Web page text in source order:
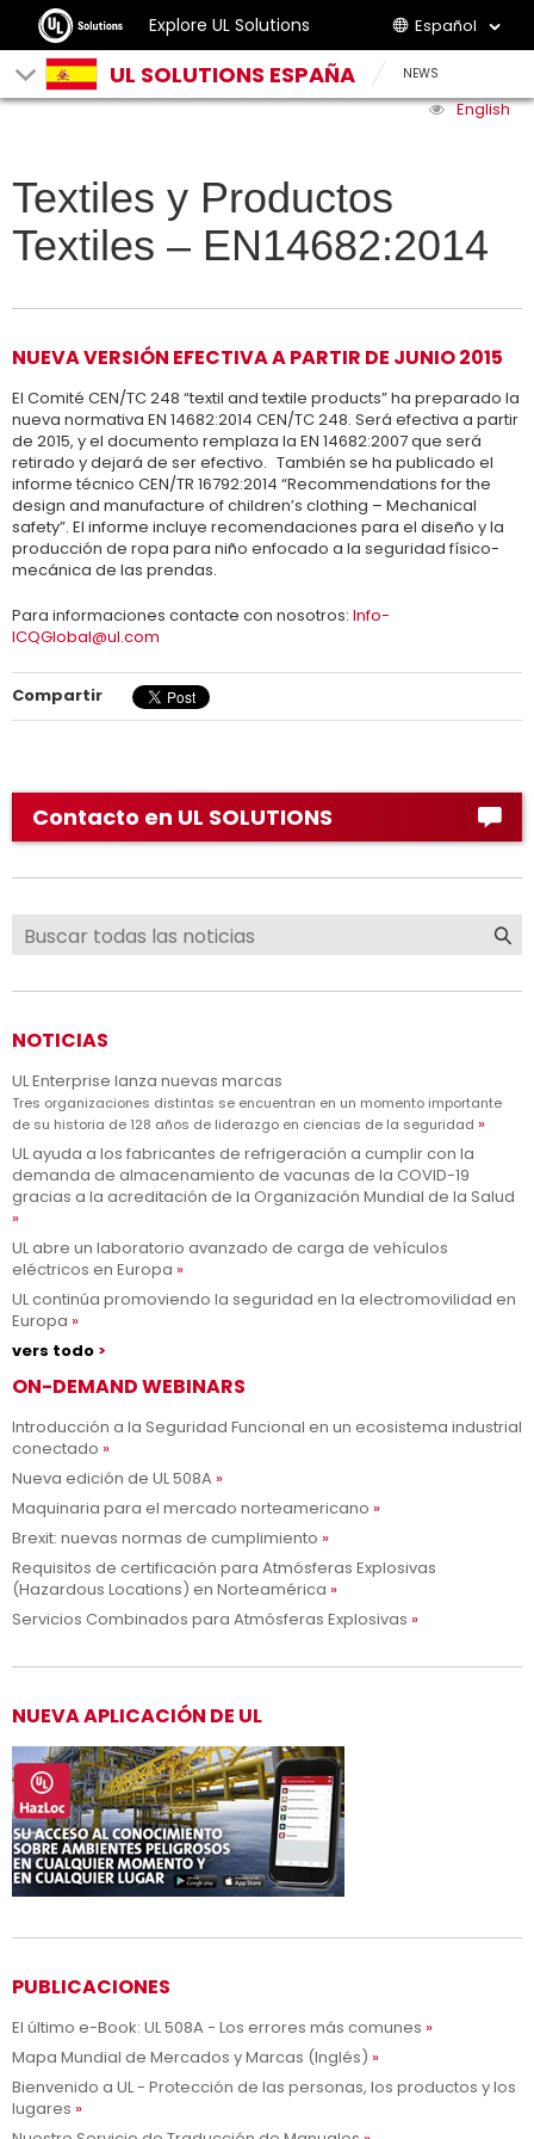
Explore UL Solutions Español
UL SOLUTIONS ESPAÑA NEWS
English
Textiles y Productos
Textiles – EN14682:2014
NUEVA VERSIÓN EFECTIVA A PARTIR DE JUNIO 2015
El Comité CEN/TC 248 “textil and textile products” ha preparado la
nueva normativa EN 14682:2014 CEN/TC 248. Será efectiva a partir
de 2015, y el documento remplaza la EN 14682:2007 que será
retirado y dejará de ser efectivo. También se ha publicado el
informe técnico CEN/TR 16792:2014 “Recommendations for the
design and manufacture of children’s clothing – Mechanical
safety”. El informe incluye recomendaciones para el diseño y la
producción de ropa para niño enfocado a la seguridad físico-
mecánica de las prendas.
Para informaciones contacte con nosotros: Info-
ICQGlobal@ul.com
Compartir
Contacto en UL SOLUTIONS
NOTICIAS
UL Enterprise lanza nuevas marcas
Tres organizaciones distintas se encuentran en un momento importante
de su historia de 128 años de liderazgo en ciencias de la seguridad
UL ayuda a los fabricantes de refrigeración a cumplir con la
demanda de almacenamiento de vacunas de la COVID-19
gracias a la acreditación de la Organización Mundial de la Salud
UL abre un laboratorio avanzado de carga de vehículos
eléctricos en Europa
UL continúa promoviendo la seguridad en la electromovilidad en
Europa
vers todo
ON-DEMAND WEBINARS
Introducción a la Seguridad Funcional en un ecosistema industrial
conectado
Nueva edición de UL 508A
Maquinaria para el mercado norteamericano
Brexit: nuevas normas de cumplimiento
Requisitos de certificación para Atmósferas Explosivas
(Hazardous Locations) en Norteamérica
Servicios Combinados para Atmósferas Explosivas
NUEVA APLICACIÓN DE UL
PUBLICACIONES
El último e-Book: UL 508A - Los errores más comunes
Mapa Mundial de Mercados y Marcas (Inglés)
Bienvenido a UL - Protección de las personas, los productos y los
lugares